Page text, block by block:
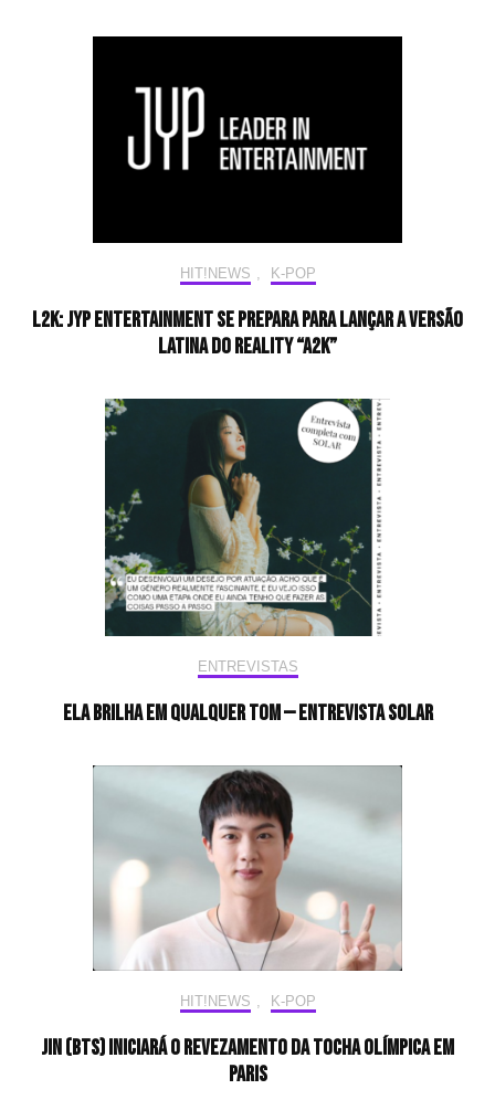
HIT!NEWS K-POP
L2K: JYP Entertainment se prepara para lançar a versão
latina do reality “A2K”
ENTREVISTAS
Ela brilha em qualquer tom — Entrevista Solar
HIT!NEWS , K-POP
Jin (BTS) iniciará o revezamento da tocha olímpica em
Paris